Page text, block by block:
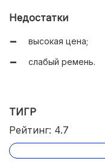
Недостатки
высокая цена;
слабый ремень.
ТИГР
Рейтинг: 4.7